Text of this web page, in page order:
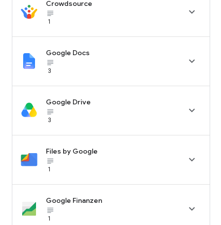
Crowdsource
subject_black
1

Google Docs
subject_black
3

Google Drive
subject_black
3

Files by Google
subject_black
1

Google Finanzen
subject_black
1
